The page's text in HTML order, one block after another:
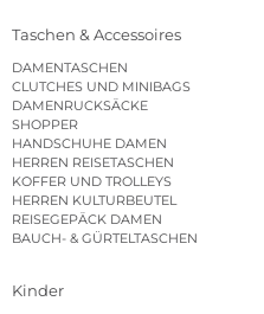
Taschen & Accessoires
DAMENTASCHEN
CLUTCHES UND MINIBAGS
DAMENRUCKSÄCKE
SHOPPER
HANDSCHUHE DAMEN
HERREN REISETASCHEN
KOFFER UND TROLLEYS
HERREN KULTURBEUTEL
REISEGEPÄCK DAMEN
BAUCH- & GÜRTELTASCHEN
Kinder